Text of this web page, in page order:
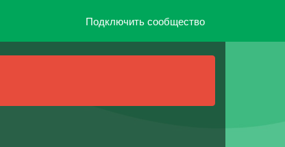
Подключить сообщество